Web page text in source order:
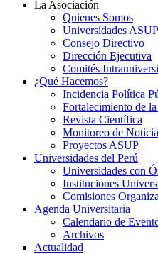
La Asociación
Quienes Somos
Universidades ASUP
Consejo Directivo
Dirección Ejecutiva
Comités
¿Qué Hacemos?
Incidencia Política
Fortalecimiento de
Revista Científica
Monitoreo de
Proyectos ASUP
Universidades del Perú
Universidades con
Instituciones
Comisiones
Agenda Universitaria
Calendario de
Archivos
Actualidad